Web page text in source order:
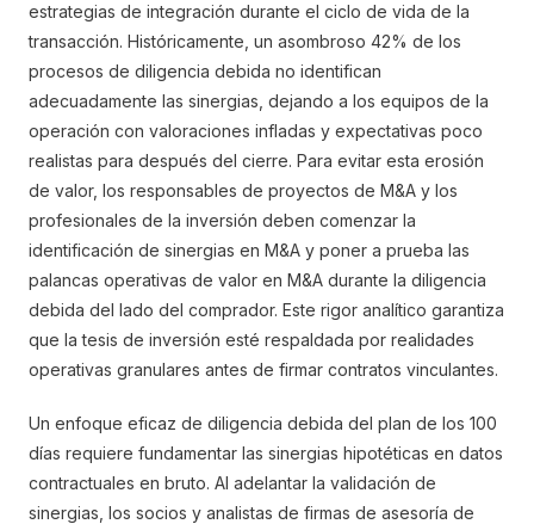
estrategias de integración durante el ciclo de vida de la
transacción. Históricamente, un asombroso 42% de los
procesos de diligencia debida no identifican
adecuadamente las sinergias, dejando a los equipos de la
operación con valoraciones infladas y expectativas poco
realistas para después del cierre. Para evitar esta erosión
de valor, los responsables de proyectos de M&A y los
profesionales de la inversión deben comenzar la
identificación de sinergias en M&A y poner a prueba las
palancas operativas de valor en M&A durante la diligencia
debida del lado del comprador. Este rigor analítico garantiza
que la tesis de inversión esté respaldada por realidades
operativas granulares antes de firmar contratos vinculantes.
Un enfoque eficaz de diligencia debida del plan de los 100
días requiere fundamentar las sinergias hipotéticas en datos
contractuales en bruto. Al adelantar la validación de
sinergias, los socios y analistas de firmas de asesoría de